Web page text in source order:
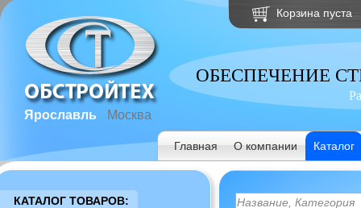
Ярославль Москва
Корзина пуста
ОБЕСПЕЧЕНИЕ
Главная О компании Каталог
КАТАЛОГ ТОВАРОВ: